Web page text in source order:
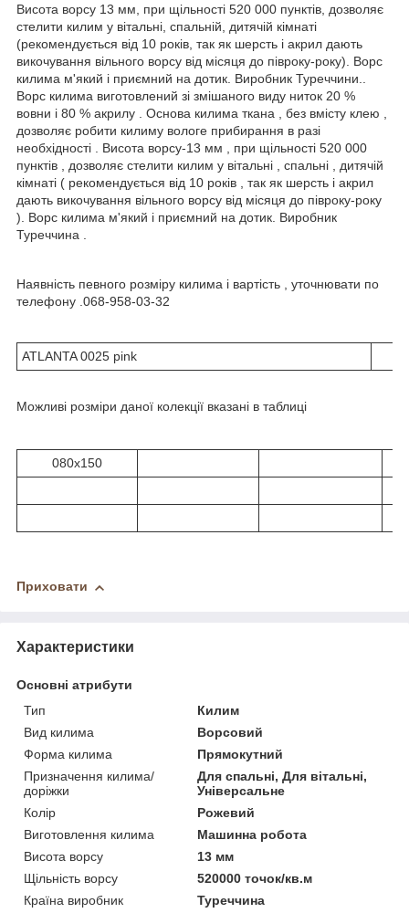
Висота ворсу 13 мм, при щільності 520 000 пунктів, дозволяє
стелити килим у вітальні, спальній, дитячій кімнаті
(рекомендується від 10 років, так як шерсть і акрил дають
викочування вільного ворсу від місяця до півроку-року). Ворс
килима м'який і приємний на дотик. Виробник Туреччини..
Ворс килима виготовлений зі змішаного виду ниток 20 %
вовни і 80 % акрилу . Основа килима ткана , без вмісту клею ,
дозволяє робити килиму вологе прибирання в разі
необхідності . Висота ворсу-13 мм , при щільності 520 000
пунктів , дозволяє стелити килим у вітальні , спальні , дитячій
кімнаті ( рекомендується від 10 років , так як шерсть і акрил
дають викочування вільного ворсу від місяця до півроку-року
). Ворс килима м'який і приємний на дотик. Виробник
Туреччина .
Наявність певного розміру килима і вартість , уточнювати по
телефону .068-958-03-32
ATLANTA 0025 pink
Можливі розміри даної колекції вказані в таблиці
080x150
Приховати
Характеристики
Основні атрибути
Тип
Килим
Вид килима
Ворсовий
Форма килима
Прямокутний
Призначення килима/
доріжки
Для спальні, Для вітальні,
Універсальне
Колір
Рожевий
Виготовлення килима
Машинна робота
Висота ворсу
13 мм
Щільність ворсу
520000 точок/кв.м
Країна виробник
Туреччина